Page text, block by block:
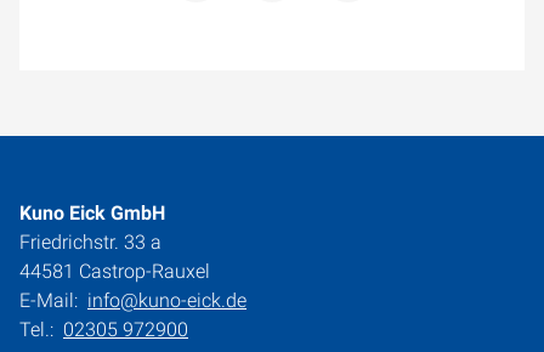
Kuno Eick GmbH
Friedrichstr. 33 a
44581 Castrop-Rauxel
E-Mail: info@kuno-eick.de
Tel.: 02305 972900